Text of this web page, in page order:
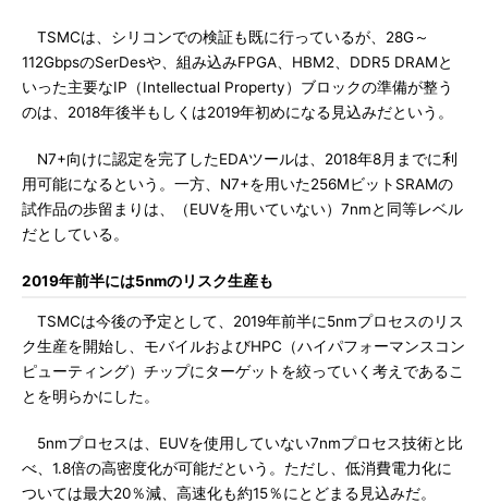
TSMCは、シリコンでの検証も既に行っているが、28G～
112GbpsのSerDesや、組み込みFPGA、HBM2、DDR5 DRAMと
いった主要なIP（Intellectual Property）ブロックの準備が整う
のは、2018年後半もしくは2019年初めになる見込みだという。
N7+向けに認定を完了したEDAツールは、2018年8月までに利
用可能になるという。一方、N7+を用いた256MビットSRAMの
試作品の歩留まりは、（EUVを用いていない）7nmと同等レベル
だとしている。
2019年前半には5nmのリスク生産も
TSMCは今後の予定として、2019年前半に5nmプロセスのリス
ク生産を開始し、モバイルおよびHPC（ハイパフォーマンスコン
ピューティング）チップにターゲットを絞っていく考えであるこ
とを明らかにした。
5nmプロセスは、EUVを使用していない7nmプロセス技術と比
べ、1.8倍の高密度化が可能だという。ただし、低消費電力化に
ついては最大20％減、高速化も約15％にとどまる見込みだ。